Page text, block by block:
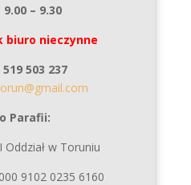
– 9.30
biuro nieczynne
503 237
Parafii:
Oddział w Toruniu
9102 0235 6160